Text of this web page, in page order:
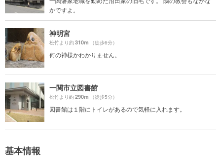
かですよ。
神明宮
松竹より約310m （徒歩6分）
何の神様かわかりません。
一関市立図書館
松竹より約290m （徒歩5分）
図書館は１階にトイレがあるので気軽に入れます。
基本情報